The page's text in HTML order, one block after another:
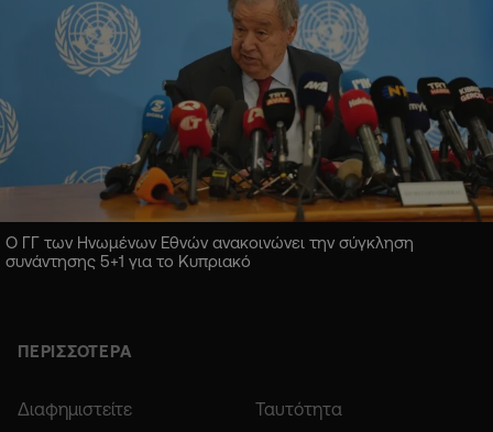
Ο ΓΓ των Ηνωμένων Εθνών ανακοινώνει την σύγκληση
συνάντησης 5+1 για το Κυπριακό
ΠΕΡΙΣΣΟΤΕΡΑ
Διαφημιστείτε Ταυτότητα